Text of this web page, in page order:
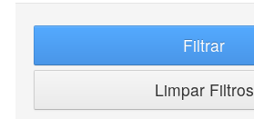
Filtrar
Limpar Filtros